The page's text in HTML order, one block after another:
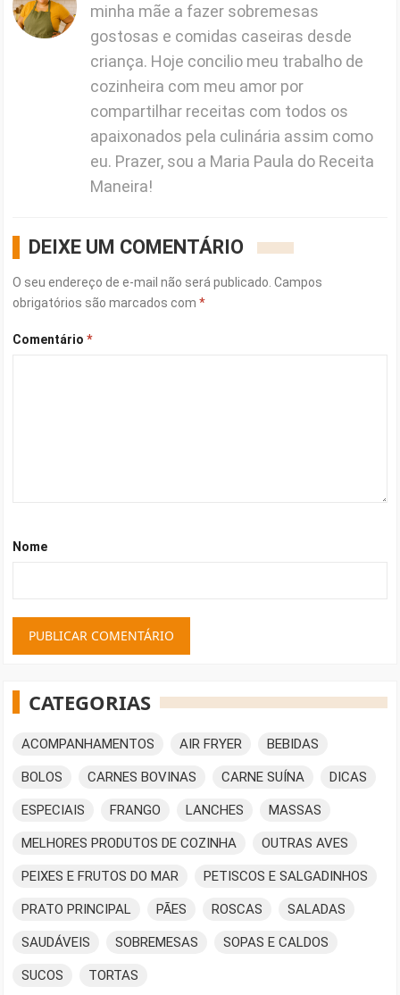
minha mãe a fazer sobremesas
gostosas e comidas caseiras desde
criança. Hoje concilio meu trabalho de
cozinheira com meu amor por
compartilhar receitas com todos os
apaixonados pela culinária assim como
eu. Prazer, sou a Maria Paula do Receita
Maneira!
DEIXE UM COMENTÁRIO
O seu endereço de e-mail não será publicado. Campos
obrigatórios são marcados com*
Comentário*
Nome
CATEGORIAS
ACOMPANHAMENTOS AIR FRYER BEBIDAS
BOLOS CARNES BOVINAS CARNE SUÍNA DICAS
ESPECIAIS FRANGO LANCHES MASSAS
MELHORES PRODUTOS DE COZINHA OUTRAS AVES
PEIXES E FRUTOS DO MAR PETISCOS E SALGADINHOS
PRATO PRINCIPAL PÃES ROSCAS SALADAS
SAUDÁVEIS SOBREMESAS SOPAS E CALDOS
SUCOS TORTAS